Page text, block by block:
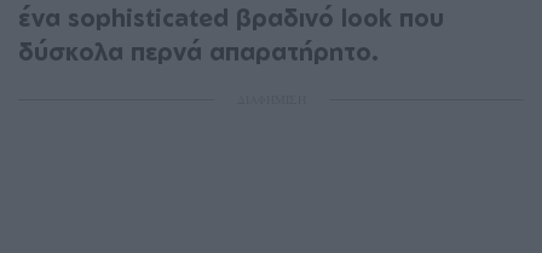
ένα sophisticated βραδινό look που
δύσκολα περνά απαρατήρητο.